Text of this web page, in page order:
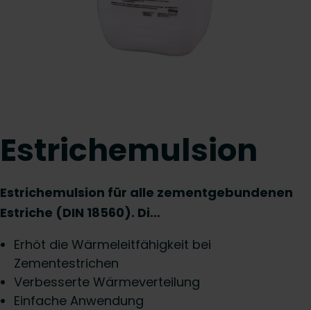
Estrichemulsion
Estrichemulsion für alle zementgebundenen
Estriche (DIN 18560). Di…
Erhöt die Wärmeleitfähigkeit bei
Zementestrichen
Verbesserte Wärmeverteilung
Einfache Anwendung